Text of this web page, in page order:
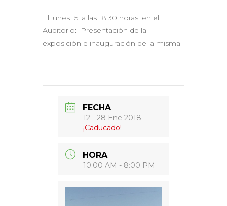
El lunes 15, a las 18,30 horas, en el
Auditorio: Presentación de la
exposición e inauguración de la misma
FECHA
12 - 28 Ene 2018
¡Caducado!
HORA
10:00 AM - 8:00 PM